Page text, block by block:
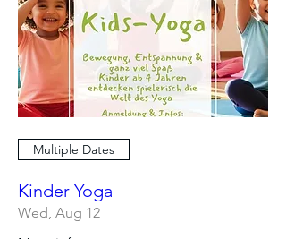
Multiple Dates
Kinder Yoga
Wed, Aug 12